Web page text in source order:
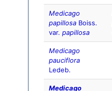
Medicago
papillosa Boiss.
var. papillosa
Medicago
pauciflora
Ledeb.
Medicago